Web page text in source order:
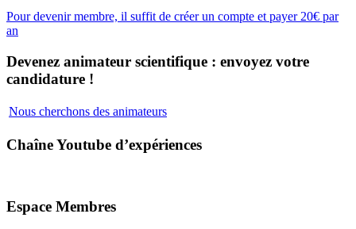
Pour devenir membre, il suffit de créer un compte et payer 20€ par
an
Devenez animateur scientifique : envoyez votre
candidature !
Nous cherchons des animateurs
Chaîne Youtube d’expériences
Espace Membres